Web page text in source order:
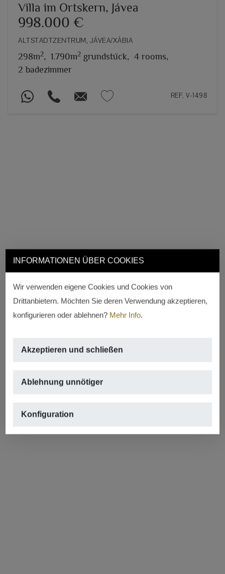
INFORMATIONEN ÜBER COOKIES
Wir verwenden eigene Cookies und Cookies von
Drittanbietern. Möchten Sie deren Verwendung akzeptieren,
konfigurieren oder ablehnen? Mehr Info.
Akzeptieren und schließen
Ablehnung unnötiger
Konfiguration
Villa im Ortskern, Jávea
998.000 €
ALTSTADTZENTRUM, JÁVEA/XÀBIA
298m2, 1.790m2 grundstück, 4 rooms,
2 badezimmer
REF. V-1498